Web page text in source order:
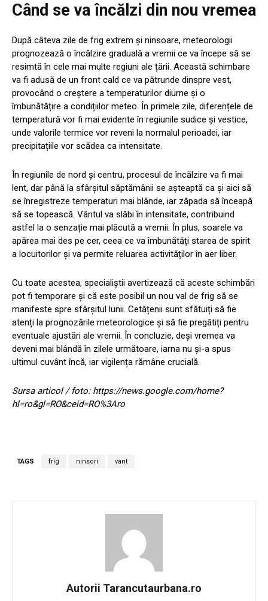
Când se va încălzi din nou vremea
După câteva zile de frig extrem și ninsoare, meteorologii
prognozează o încălzire graduală a vremii ce va începe să se
resimtă în cele mai multe regiuni ale țării. Această schimbare
va fi adusă de un front cald ce va pătrunde dinspre vest,
provocând o creștere a temperaturilor diurne și o
îmbunătățire a condițiilor meteo. În primele zile, diferențele de
temperatură vor fi mai evidente în regiunile sudice și vestice,
unde valorile termice vor reveni la normalul perioadei, iar
precipitațiile vor scădea ca intensitate.
În regiunile de nord și centru, procesul de încălzire va fi mai
lent, dar până la sfârșitul săptămânii se așteaptă ca și aici să
se înregistreze temperaturi mai blânde, iar zăpada să înceapă
să se topească. Vântul va slăbi în intensitate, contribuind
astfel la o senzație mai plăcută a vremii. În plus, soarele va
apărea mai des pe cer, ceea ce va îmbunătăți starea de spirit
a locuitorilor și va permite reluarea activităților în aer liber.
Cu toate acestea, specialiștii avertizează că aceste schimbări
pot fi temporare și că este posibil un nou val de frig să se
manifeste spre sfârșitul lunii. Cetățenii sunt sfătuiți să fie
atenți la prognozările meteorologice și să fie pregătiți pentru
eventuale ajustări ale vremii. În concluzie, deși vremea va
deveni mai blândă în zilele următoare, iarna nu și-a spus
ultimul cuvânt încă, iar vigilența rămâne crucială.
Sursa articol / foto: https://news.google.com/home?
hl=ro&gl=RO&ceid=RO%3Aro
TAGS frig ninsori vânt
Autorii Tarancutaurbana.ro